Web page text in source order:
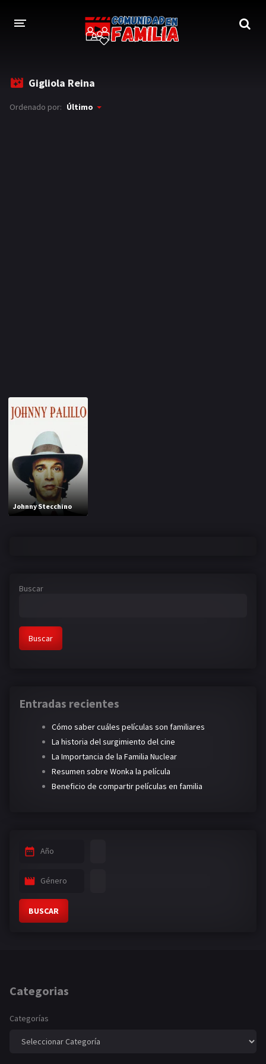
Gigliola Reina
Ordenado por: Último
Johnny Stecchino
Buscar
Buscar
Entradas recientes
Cómo saber cuáles películas son familiares
La historia del surgimiento del cine
La Importancia de la Familia Nuclear
Resumen sobre Wonka la película
Beneficio de compartir películas en familia
Año
Género
BUSCAR
Categorias
Categorías